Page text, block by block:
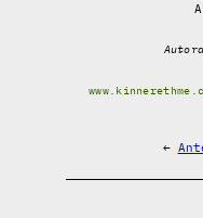
←